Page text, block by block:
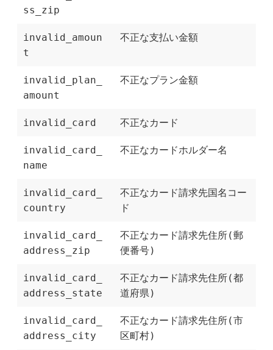
ss_zip
invalid_amoun
t
不正な支払い金額
invalid_plan_
amount
不正なプラン金額
invalid_card 不正なカード
invalid_card_
name
不正なカードホルダー名
invalid_card_
country
不正なカード請求先国名コー
ド
invalid_card_
address_zip
不正なカード請求先住所(郵
便番号)
invalid_card_
address_state
不正なカード請求先住所(都
道府県)
invalid_card_
address_city
不正なカード請求先住所(市
区町村)